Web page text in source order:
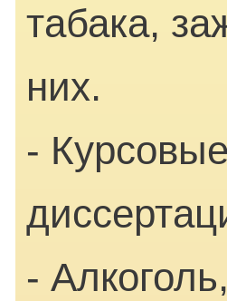
табака,
них.
-
-